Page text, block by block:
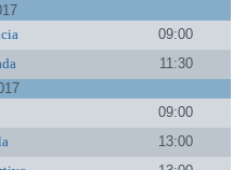
09:00
11:30
09:00
13:00